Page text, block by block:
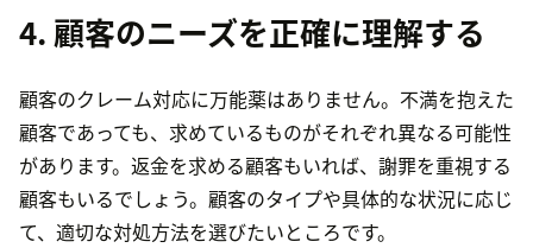
4. 顧客のニーズを正確に理解する
顧客のクレーム対応に万能薬はありません。不満を抱えた
顧客であっても、求めているものがそれぞれ異なる可能性
があります。返金を求める顧客もいれば、謝罪を重視する
顧客もいるでしょう。顧客のタイプや具体的な状況に応じ
て、適切な対処方法を選びたいところです。